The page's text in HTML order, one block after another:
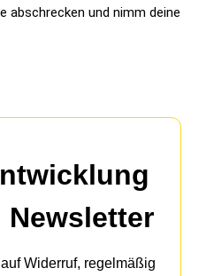
abschrecken und nimm deine
Newsletter
Widerruf, regelmäßig